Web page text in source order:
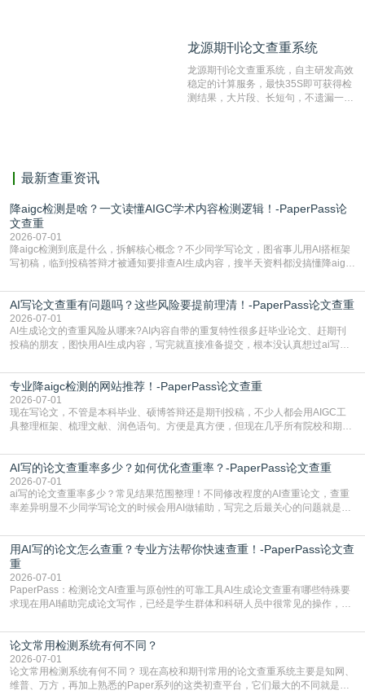
对，利用指纹索引快速而精准地在云检
有相似的片段，该项技术检测速度快、
准确率高，市场反映良好。
龙源期刊论文查重系统
龙源期刊论文查重系统，自主研发高效
稳定的计算服务，最快35S即可获得检
测结果，大片段、长短句，不遗漏一处
最新查重资讯
降aigc检测是啥？一文读懂AIGC学术内容检测逻辑！-PaperPass论
文查重
2026-07-01
降aigc检测到底是什么，拆解核心概念？不少同学写论文，图省事儿用AI搭框架
写初稿，临到投稿答辩才被通知要排查AI生成内容，搜半天资料都没搞懂降aigc
怕是已经入行的科研人员，不少人也搞不清降aigc检测是啥，对相关要求摸不
准。其实，降aigc检测是伴随AIGC工具在学术领域普及诞生的新需求，核心是为
了满足现在高校、期刊对AI生
AI写论文查重有问题吗？这些风险要提前理清！-PaperPass论文查重
2026-07-01
AI生成论文的查重风险从哪来?AI内容自带的重复特性很多赶毕业论文、赶期刊
投稿的朋友，图快用AI生成内容，写完就直接准备提交，根本没认真想过ai写论
自带不可忽视的查重风险。AI训练依赖海量公开的文本数据，生成内容本质是基
于训练数据的概率拼接，不是从零开始的原创创作。生成过程中，很容易复用已
有的高频公共表述，甚至直接拼接已经公开
专业降aigc检测的网站推荐！-PaperPass论文查重
2026-07-01
现在写论文，不管是本科毕业、硕博答辩还是期刊投稿，不少人都会用AIGC工
具整理框架、梳理文献、润色语句。方便是真方便，但现在几乎所有院校和期刊
五遍还是过不了预检测的大有人在，这时候，找到靠谱的降AIGC检测率的网
站，就能少走好多弯路。PaperPass：守护学术原创性的智能伙伴AIGC生成内
容的学术合规痛点去年帮一个本科师弟改
AI写的论文查重率多少？如何优化查重率？-PaperPass论文查重
2026-07-01
ai写的论文查重率多少？常见结果范围整理！不同修改程度的AI查重论文，查重
率差异明显不少同学写论文的时候会用AI做辅助，写完之后最关心的问题就是ai
实际情况和大家想的不太一样。AI训练依赖海量公开学术文献、网络内容，生成
内容本质是按照语义概率拼接已有内容，很容易和已发布的作品撞重复，甚至会
直接引用整段已有内容，所以查重率偏高是
用AI写的论文怎么查重？专业方法帮你快速查重！-PaperPass论文查
重
2026-07-01
PaperPass：检测论文AI查重与原创性的可靠工具AI生成论文查重有哪些特殊要
求现在用AI辅助完成论文写作，已经是学生群体和科研人员中很常见的操作，不
但很多人忽略了，AI生成的内容天生带有重复风险——训练AI的数据集本身就包
含大量已公开的学术内容、网络原创内容，AI输出内容时很容易无意识拼接出重
复片
论文常用检测系统有何不同？
2026-07-01
论文常用检测系统有何不同？ 现在高校和期刊常用的论文查重系统主要是知网、
维普、万方，再加上熟悉的Paper系列的这类初查平台，它们最大的不同就是数